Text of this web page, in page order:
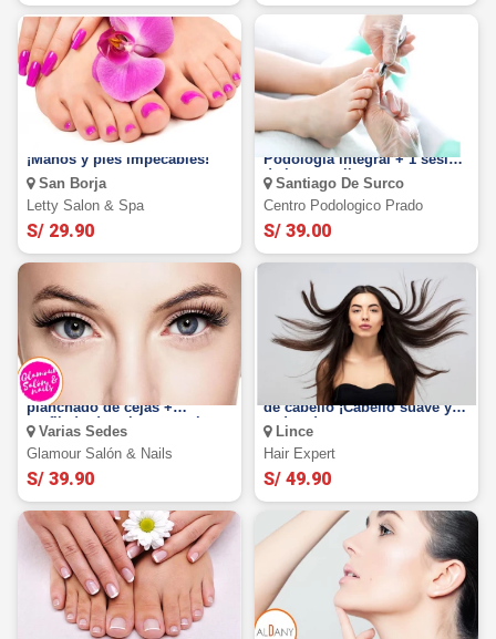
Manicure y pedicure OPI.
¡Manos y pies impecables!
San Borja
Letty Salon & Spa
S/ 29.90
PODOLOGIA INTEGRAL:
Podología integral + 1 sesión
de laser antihongos con
exfoliación y más
Santiago De Surco
Centro Podologico Prado
S/ 39.00
Lifting de pestañas +
planchado de cejas +
perfilado de cejas + manicure
Varias Sedes
Glamour Salón & Nails
S/ 39.90
Baño de Keratina a todo largo
de cabello ¡Cabello suave y
sedoso!
Lince
Hair Expert
S/ 49.90